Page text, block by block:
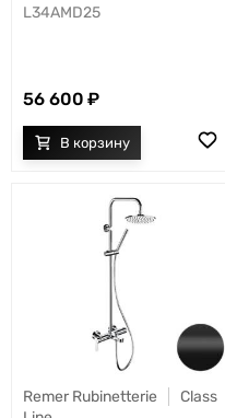
L34AMD25
56 600
Remer Rubinetterie
Class